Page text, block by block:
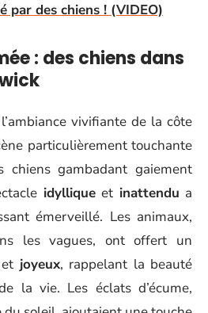
par des chiens ! (VIDEO)
: des chiens dans
vivifiante de la côte
particulièrement touchante
gambadant gaiement
idylliqueet inattendu a
émerveillé. Les animaux,
les vagues, ont offert un
joyeux, rappelant la beauté
la vie. Les éclats d’écume,